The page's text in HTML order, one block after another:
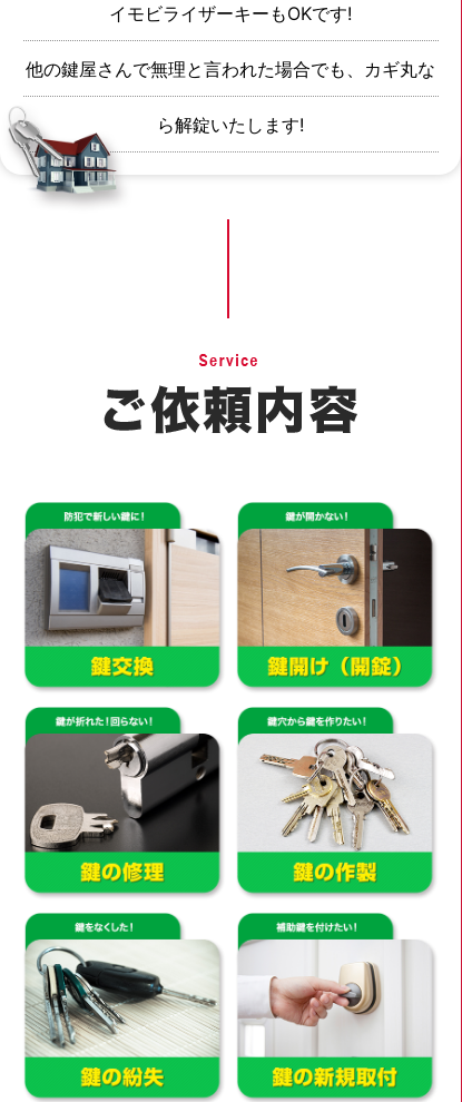
イモビライザーキーもOKです!
他の鍵屋さんで無理と言われた場合でも、カギ丸な
ら解錠いたします!